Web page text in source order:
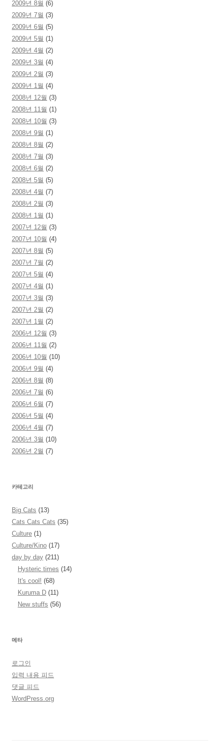
2009년 8월 (6)
2009년 7월 (3)
2009년 6월 (5)
2009년 5월 (1)
2009년 4월 (2)
2009년 3월 (4)
2009년 2월 (3)
2009년 1월 (4)
2008년 12월 (3)
2008년 11월 (1)
2008년 10월 (3)
2008년 9월 (1)
2008년 8월 (2)
2008년 7월 (3)
2008년 6월 (2)
2008년 5월 (5)
2008년 4월 (7)
2008년 2월 (3)
2008년 1월 (1)
2007년 12월 (3)
2007년 10월 (4)
2007년 8월 (5)
2007년 7월 (2)
2007년 5월 (4)
2007년 4월 (1)
2007년 3월 (3)
2007년 2월 (2)
2007년 1월 (2)
2006년 12월 (3)
2006년 11월 (2)
2006년 10월 (10)
2006년 9월 (4)
2006년 8월 (8)
2006년 7월 (6)
2006년 6월 (7)
2006년 5월 (4)
2006년 4월 (7)
2006년 3월 (10)
2006년 2월 (7)
카테고리
Big Cats (13)
Cats Cats Cats (35)
Culture (1)
Culture/Kino (17)
day by day (211)
Hysteric times (14)
It's cool! (68)
Kuruma D (11)
New stuffs (56)
메타
로그인
입력 내용 피드
댓글 피드
WordPress.org